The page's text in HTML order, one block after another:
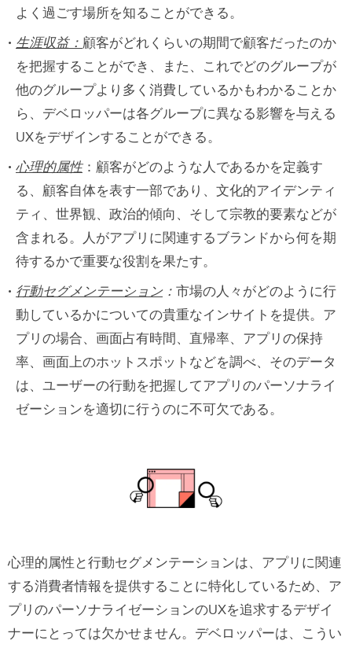
よく過ごす場所を知ることができる。
生涯収益： 顧客がどれくらいの期間で顧客だったのか
を把握することができ、また、これでどのグループが
他のグループより多く消費しているかもわかることか
ら、デベロッパーは各グループに異なる影響を与える
UXをデザインすることができる。
心理的属性：顧客がどのような人であるかを定義す
る、顧客自体を表す一部であり、文化的アイデンティ
ティ、世界観、政治的傾向、そして宗教的要素などが
含まれる。人がアプリに関連するブランドから何を期
待するかで重要な役割を果たす。
行動セグメンテーション： 市場の人々がどのように行
動しているかについての貴重なインサイトを提供。ア
プリの場合、画面占有時間、直帰率、アプリの保持
率、画面上のホットスポットなどを調べ、そのデータ
は、ユーザーの行動を把握してアプリのパーソナライ
ゼーションを適切に行うのに不可欠である。
心理的属性と行動セグメンテーションは、アプリに関連
する消費者情報を提供することに特化しているため、ア
プリのパーソナライゼーションのUXを追求するデザイ
ナーにとっては欠かせません。デベロッパーは、こうい